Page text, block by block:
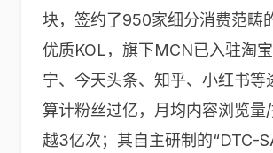
块，签约了950家细分消费范畴
优质KOL，旗下MCN已入驻淘
宁、今天头条、知乎、小红书等
算计粉丝过亿，月均内容浏览量
越3亿次；其自主研制的“DTC-